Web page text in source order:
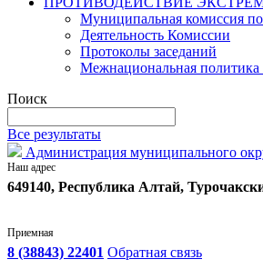
Муниципальная комиссия
Деятельность Комиссии
Протоколы заседаний
Межнациональная политика
Поиск
Все результаты
Администрация муниципального
Наш адрес
649140, Республика Алтай,
Приемная
8 (38843) 22401 Обратная связь